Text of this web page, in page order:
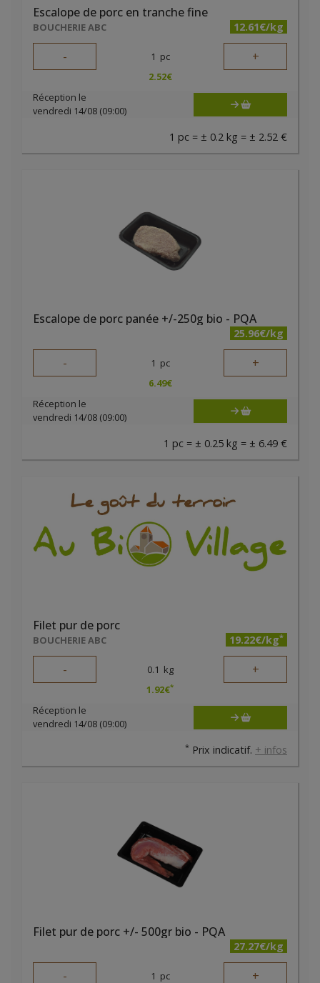
Escalope de porc en tranche fine
BOUCHERIE ABC 12.61€/kg
- 1 pc +
2.52€
Réception le
vendredi 14/08 (09:00)
1 pc = ± 0.2 kg = ± 2.52 €
Escalope de porc panée +/-250g bio - PQA
25.96€/kg
- 1 pc +
6.49€
Réception le
vendredi 14/08 (09:00)
1 pc = ± 0.25 kg = ± 6.49 €
Filet pur de porc
BOUCHERIE ABC 19.22€/kg*
- 0.1 kg +
1.92€*
Réception le
vendredi 14/08 (09:00)
* Prix indicatif. + infos
Filet pur de porc +/- 500gr bio - PQA
27.27€/kg
- 1 pc +